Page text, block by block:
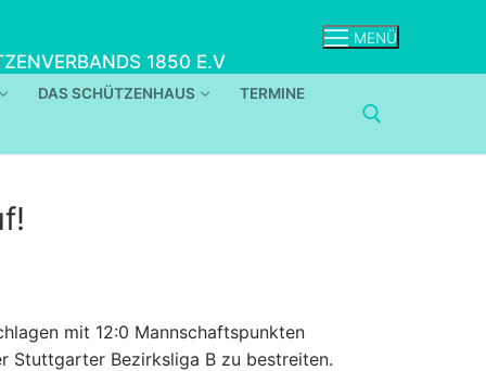
1850 E.V
MENÜ
DAS SCHÜTZENHAUS TERMINE
mit 12:0 Mannschaftspunkten
Stuttgarter Bezirksliga B zu bestreiten.